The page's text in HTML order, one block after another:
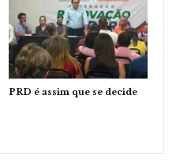
PRD é assim que se decide